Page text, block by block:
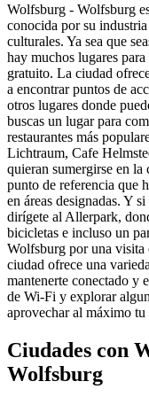
Wolfsburg - Wolfsburg
conocida por su
culturales. Ya sea que
hay muchos lugares
gratuito. La ciudad
a encontrar puntos de
otros lugares donde
buscas un lugar para
restaurantes más
Lichtraum, Cafe
quieran sumergirse en
punto de referencia que
en áreas designadas. Y
dirígete al Allerpark,
bicicletas e incluso un
Wolfsburg por una visita
ciudad ofrece una
mantenerte conectado y
de Wi-Fi y explorar
aprovechar al máximo tu
Ciudades con
Wolfsburg